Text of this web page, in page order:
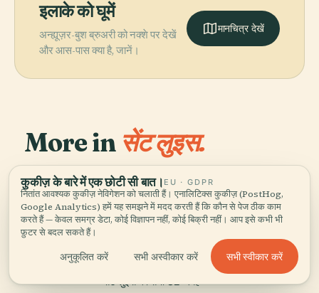
इलाके को घूमें
अन्ह्यूज़र-बुश ब्रुअरी को नक्शे पर देखें
और आस-पास क्या है, जानें।
मानचित्र देखें
More in सेंट लुइस.
खोजने योग्य 82 जगहें — कुछ साथ देखने लायक।
मिसौरी बॉटनिकल
गार्डन
PLACE
सेंट लुइस चिड़ियाघर
PLACE
कहोकिया
PLACE
गेटवे आर्च राष्ट्रीय
उद्यान
सेंट लुइस की सभी 82 जगहें
कुकीज़ के बारे में एक छोटी सी बात। EU · GDPR
नितांत आवश्यक कुकीज़ नेविगेशन को चलाती हैं। एनालिटिक्स कुकीज़ (PostHog,
Google Analytics) हमें यह समझने में मदद करती हैं कि कौन से पेज ठीक काम
करते हैं — केवल समग्र डेटा, कोई विज्ञापन नहीं, कोई बिक्री नहीं। आप इसे कभी भी
फ़ुटर से बदल सकते हैं।
अनुकूलित करें सभी अस्वीकार करें सभी स्वीकार करें